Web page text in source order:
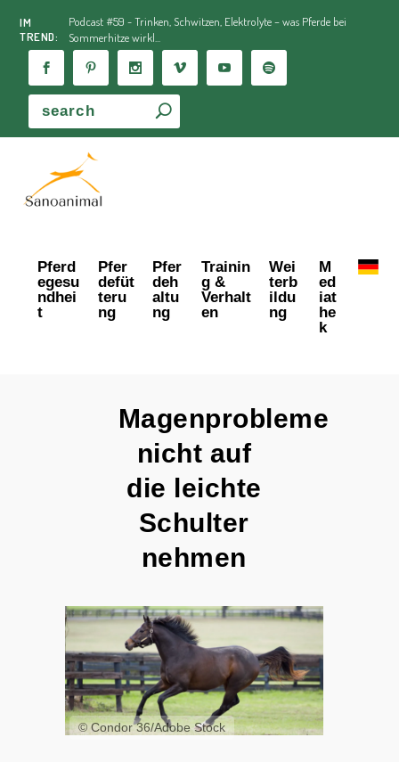
IM
TREND:
Podcast #59 - Trinken, Schwitzen, Elektrolyte – was Pferde bei
Sommerhitze wirkl...
Pferd
egesu
ndhei
t
Pfer
defüt
teru
ng
Pfer
deh
altu
ng
Trainin
g &
Verhalt
en
Wei
terb
ildu
ng
M
ed
iat
he
k
Magenprobleme
nicht auf
die leichte
Schulter
nehmen
© Condor 36/Adobe Stock